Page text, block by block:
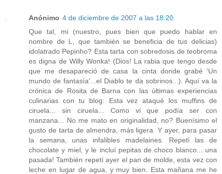
Anónimo 4 de diciembre de 2007 a las 18:20
Que tal, mi (nuestro, pues bien que puedo hablar en
nombre de L, que también se beneficia de tus delicias)
idolatrado Pepinho? Esta tarta con sobredosis de teobroma
es digna de Willy Wonka! (Dios! La rabia que tengo desde
que me desapareció de casa la cinta donde grabé 'Un
mundo de fantasía'...el Diablo te da sobrinos...). Aquí va la
crónica de Rosita de Barna con las últimas experiencias
culinarias con tu blog: Esta vez ataqué los muffins de
ciruela... sin ciruela... Como vi que podía ser con
manzana... No me mato en originalidad, no? Buenísimo el
gusto de tarta de almendra, más ligera. Y ayer, para pasar
la semana, unas infalibles madelaines. Repetí las de
chocolate y miel, y le incluí pepitas de choco blanco... una
pasada! También repetí ayer el pan de molde, esta vez con
leche en lugar de agua, y muy bien. Esta mañana me he